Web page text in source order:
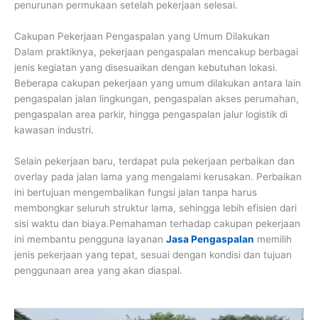
penurunan permukaan setelah pekerjaan selesai.
Cakupan Pekerjaan Pengaspalan yang Umum Dilakukan
Dalam praktiknya, pekerjaan pengaspalan mencakup berbagai
jenis kegiatan yang disesuaikan dengan kebutuhan lokasi.
Beberapa cakupan pekerjaan yang umum dilakukan antara lain
pengaspalan jalan lingkungan, pengaspalan akses perumahan,
pengaspalan area parkir, hingga pengaspalan jalur logistik di
kawasan industri.
Selain pekerjaan baru, terdapat pula pekerjaan perbaikan dan
overlay pada jalan lama yang mengalami kerusakan. Perbaikan
ini bertujuan mengembalikan fungsi jalan tanpa harus
membongkar seluruh struktur lama, sehingga lebih efisien dari
sisi waktu dan biaya.Pemahaman terhadap cakupan pekerjaan
ini membantu pengguna layanan Jasa Pengaspalan memilih
jenis pekerjaan yang tepat, sesuai dengan kondisi dan tujuan
penggunaan area yang akan diaspal.